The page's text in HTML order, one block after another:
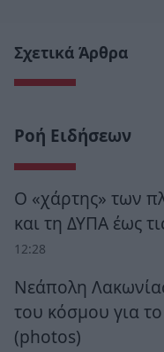
Σχετικά Άρθρα
Ροή Ειδήσεων
Ο «χάρτης» των
και τη ΔΥΠΑ έως
12:28
Νεάπολη
του κόσμου για
(photos)